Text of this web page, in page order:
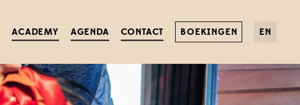
ACADEMY AGENDA CONTACT BOEKINGEN EN